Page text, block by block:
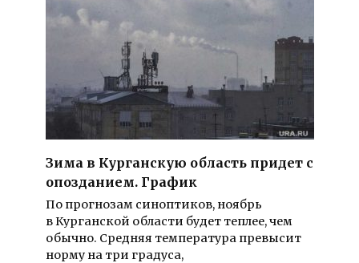
Зима в Курганскую область придет с
опозданием. График
По прогнозам синоптиков, ноябрь
в Курганской области будет теплее, чем
обычно. Средняя температура превысит
норму на три градуса,